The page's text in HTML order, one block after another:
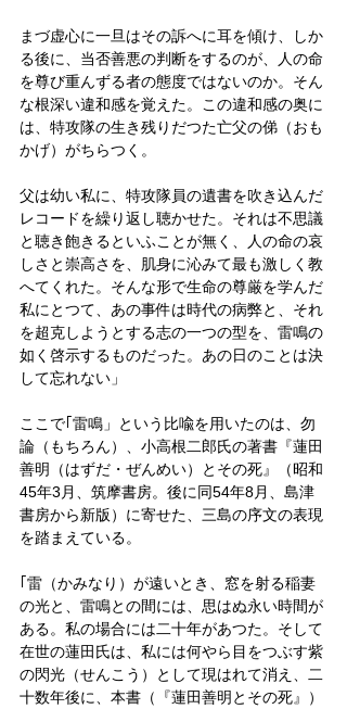
まづ虚心に一旦はその訴へに耳を傾け、しか
る後に、当否善悪の判断をするのが、人の命
を尊び重んずる者の態度ではないのか。そん
な根深い違和感を覚えた。この違和感の奥に
は、特攻隊の生き残りだつた亡父の俤（おも
かげ）がちらつく。
父は幼い私に、特攻隊員の遺書を吹き込んだ
レコードを繰り返し聴かせた。それは不思議
と聴き飽きるといふことが無く、人の命の哀
しさと崇高さを、肌身に沁みて最も激しく教
へてくれた。そんな形で生命の尊厳を学んだ
私にとつて、あの事件は時代の病弊と、それ
を超克しようとする志の一つの型を、雷鳴の
如く啓示するものだった。あの日のことは決
して忘れない」
ここで｢雷鳴」という比喩を用いたのは、勿
論（もちろん）、小高根二郎氏の著書『蓮田
善明（はずだ・ぜんめい）とその死』（昭和
45年3月、筑摩書房。後に同54年8月、島津
書房から新版）に寄せた、三島の序文の表現
を踏まえている。
｢雷（かみなり）が遠いとき、窓を射る稲妻
の光と、雷鳴との間には、思はぬ永い時間が
ある。私の場合には二十年があつた。そして
在世の蓮田氏は、私には何やら目をつぶす紫
の閃光（せんこう）として現はれて消え、二
十数年後に、本書（『蓮田善明とその死』）